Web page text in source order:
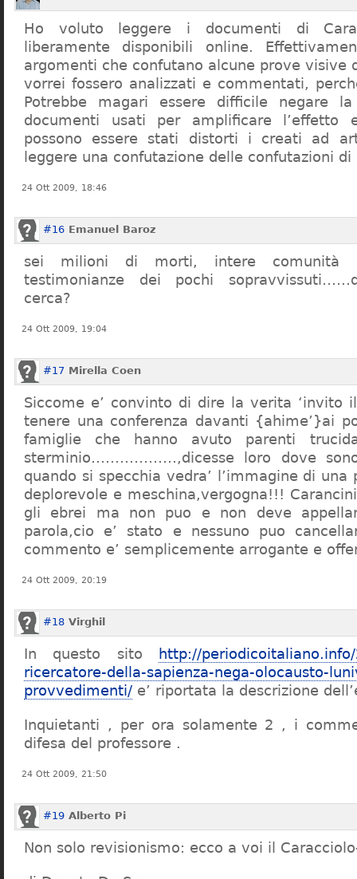
Ho voluto leggere i documenti di
liberamente disponibili online.
argomenti che confutano alcune prove visive
vorrei fossero analizzati e commentati,
Potrebbe magari essere difficile negare
documenti usati per amplificare l’effetto
possono essere stati distorti i creati ad
leggere una confutazione delle confutazioni di
24 Ott 2009, 18:46
#16 Emanuel Baroz
sei milioni di morti, intere comunità
testimonianze dei pochi
cerca?
24 Ott 2009, 19:04
#17 Mirella Coen
Siccome e’ convinto di dire la verita ‘invito
tenere una conferenza davanti {ahime’}ai
famiglie che hanno avuto parenti
sterminio………………,dicesse loro dove
quando si specchia vedra’ l’immagine di una
deplorevole e meschina,vergogna!!!
gli ebrei ma non puo e non deve
parola,cio e’ stato e nessuno puo
commento e’ semplicemente arrogante e
24 Ott 2009, 20:19
#18 Virghil
In questo sito
http://
ricercatore-della-sapienza-nega-olocausto-
provvedimenti/ e’ riportata la descrizione
Inquietanti , per ora solamente 2 , i
difesa del professore .
24 Ott 2009, 21:50
#19 Alberto Pi
Non solo revisionismo: ecco a voi il